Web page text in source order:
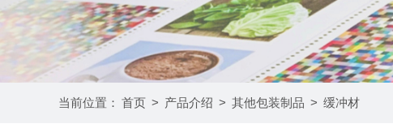
当前位置： 首页 > 产品介绍 > 其他包装制品 > 缓冲材